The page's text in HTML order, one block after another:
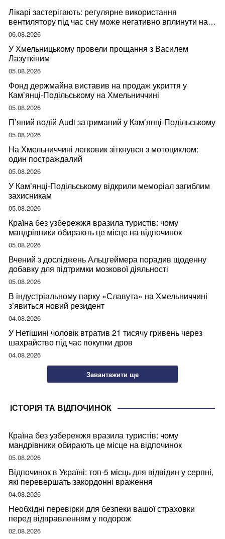
Лікарі застерігають: регулярне використання
вентилятору під час сну може негативно вплинути на
ваше здоров’я
06.08.2026
У Хмельницькому провели прощання з Василем
Лазуткіним
05.08.2026
Фонд держмайна виставив на продаж укриття у
Кам’янці-Подільському на Хмельниччині
05.08.2026
П’яний водій Audi затриманий у Кам’янці-Подільському
05.08.2026
На Хмельниччині легковик зіткнувся з мотоциклом:
один постраждалий
05.08.2026
У Кам’янці-Подільському відкрили меморіал загиблим
захисникам
05.08.2026
Країна без узбережжя вразила туристів: чому
мандрівники обирають це місце на відпочинок
05.08.2026
Вчений з досліджень Альцгеймера порадив щоденну
добавку для підтримки мозкової діяльності
05.08.2026
В індустріальному парку «Славута» на Хмельниччині
з’явиться новий резидент
04.08.2026
У Нетішині чоловік втратив 21 тисячу гривень через
шахрайство під час покупки дров
04.08.2026
Завантажити ще
ІСТОРІЯ ТА ВІДПОЧИНОК
Країна без узбережжя вразила туристів: чому
мандрівники обирають це місце на відпочинок
05.08.2026
Відпочинок в Україні: топ-5 місць для відвідин у серпні,
які перевершать закордонні враження
04.08.2026
Необхідні перевірки для безпеки вашої страховки
перед відправленням у подорож
02.08.2026